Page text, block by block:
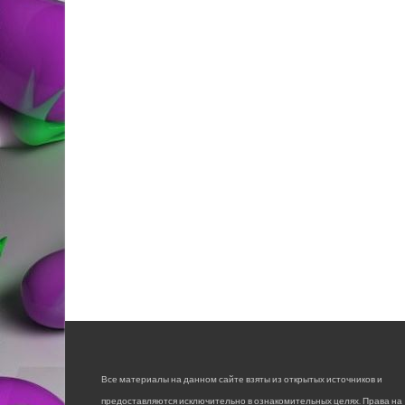
Все материалы на данном сайте взяты из открытых источников и
предоставляются исключительно в ознакомительных целях. Права на